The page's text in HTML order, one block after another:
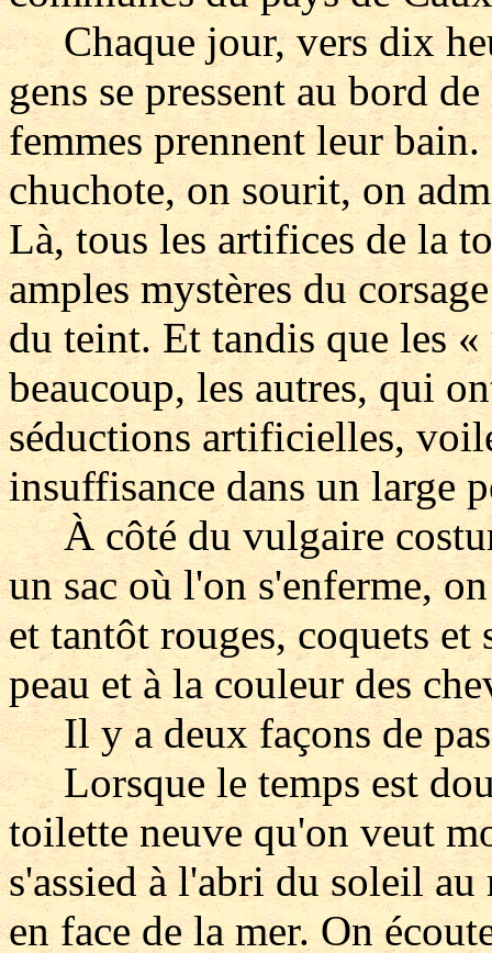
Chaque jour, vers dix
gens se pressent au bord
femmes prennent leur
chuchote, on sourit, on
Là, tous les artifices de la
amples mystères du
du teint. Et tandis que les «
beaucoup, les autres, qui
séductions artificielles,
insuffisance dans un large
À côté du vulgaire
un sac où l'on s'enferme,
et tantôt rouges, coquets et
peau et à la couleur des
Il y a deux façons de
Lorsque le temps est
toilette neuve qu'on veut
s'assied à l'abri du soleil
en face de la mer. On